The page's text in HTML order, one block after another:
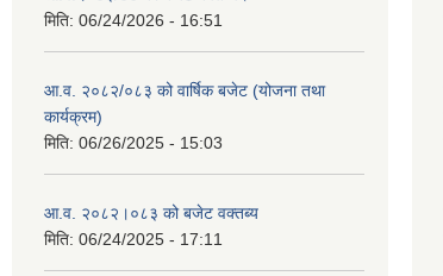
मिति: 06/24/2026 - 16:51
आ.व. २०८२/०८३ को वार्षिक बजेट (योजना तथा
कार्यक्रम)
मिति: 06/26/2025 - 15:03
आ.व. २०८२।०८३ को बजेट वक्तब्य
मिति: 06/24/2025 - 17:11